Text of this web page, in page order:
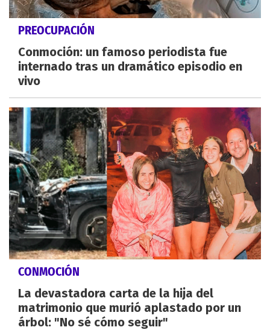
PREOCUPACIÓN
Conmoción: un famoso periodista fue
internado tras un dramático episodio en
vivo
CONMOCIÓN
La devastadora carta de la hija del
matrimonio que murió aplastado por un
árbol: "No sé cómo seguir"